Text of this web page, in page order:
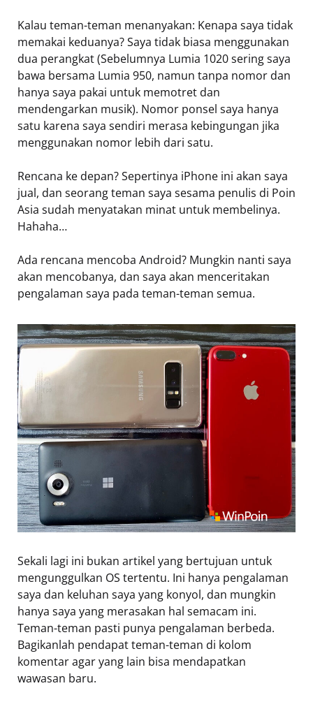
Kalau teman-teman menanyakan: Kenapa saya tidak
memakai keduanya? Saya tidak biasa menggunakan
dua perangkat (Sebelumnya Lumia 1020 sering saya
bawa bersama Lumia 950, namun tanpa nomor dan
hanya saya pakai untuk memotret dan
mendengarkan musik). Nomor ponsel saya hanya
satu karena saya sendiri merasa kebingungan jika
menggunakan nomor lebih dari satu.
Rencana ke depan? Sepertinya iPhone ini akan saya
jual, dan seorang teman saya sesama penulis di Poin
Asia sudah menyatakan minat untuk membelinya.
Hahaha…
Ada rencana mencoba Android? Mungkin nanti saya
akan mencobanya, dan saya akan menceritakan
pengalaman saya pada teman-teman semua.
Sekali lagi ini bukan artikel yang bertujuan untuk
mengunggulkan OS tertentu. Ini hanya pengalaman
saya dan keluhan saya yang konyol, dan mungkin
hanya saya yang merasakan hal semacam ini.
Teman-teman pasti punya pengalaman berbeda.
Bagikanlah pendapat teman-teman di kolom
komentar agar yang lain bisa mendapatkan
wawasan baru.